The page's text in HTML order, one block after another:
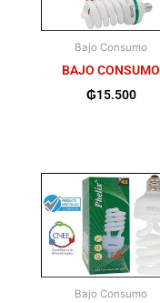
Bajo Consumo
BAJO CONSUMO
₲15.500
Bajo Consumo